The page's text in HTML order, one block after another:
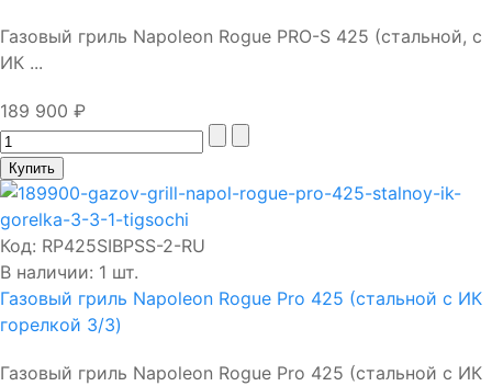
Газовый гриль Napoleon Rogue PRO-S 425 (стальной, с
ИК ...
189 900 ₽
Код: RP425SIBPSS-2-RU
В наличии: 1 шт.
Газовый гриль Napoleon Rogue Pro 425 (стальной с ИК
горелкой 3/3)
Газовый гриль Napoleon Rogue Pro 425 (стальной с ИК